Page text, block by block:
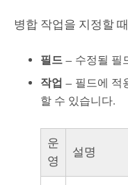
병합 작업을 지정할
필드 — 수정될 필
작업 — 필드에 적
할 수 있습니다.
운
영
설명